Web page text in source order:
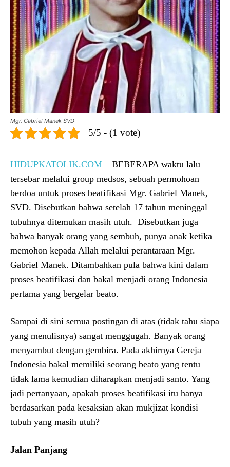
Mgr. Gabriel Manek SVD
5/5 - (1 vote)
HIDUPKATOLIK.COM – BEBERAPA waktu lalu
tersebar melalui group medsos, sebuah permohoan
berdoa untuk proses beatifikasi Mgr. Gabriel Manek,
SVD. Disebutkan bahwa setelah 17 tahun meninggal
tubuhnya ditemukan masih utuh. Disebutkan juga
bahwa banyak orang yang sembuh, punya anak ketika
memohon kepada Allah melalui perantaraan Mgr.
Gabriel Manek. Ditambahkan pula bahwa kini dalam
proses beatifikasi dan bakal menjadi orang Indonesia
pertama yang bergelar beato.
Sampai di sini semua postingan di atas (tidak tahu siapa
yang menulisnya) sangat menggugah. Banyak orang
menyambut dengan gembira. Pada akhirnya Gereja
Indonesia bakal memiliki seorang beato yang tentu
tidak lama kemudian diharapkan menjadi santo. Yang
jadi pertanyaan, apakah proses beatifikasi itu hanya
berdasarkan pada kesaksian akan mukjizat kondisi
tubuh yang masih utuh?
Jalan Panjang